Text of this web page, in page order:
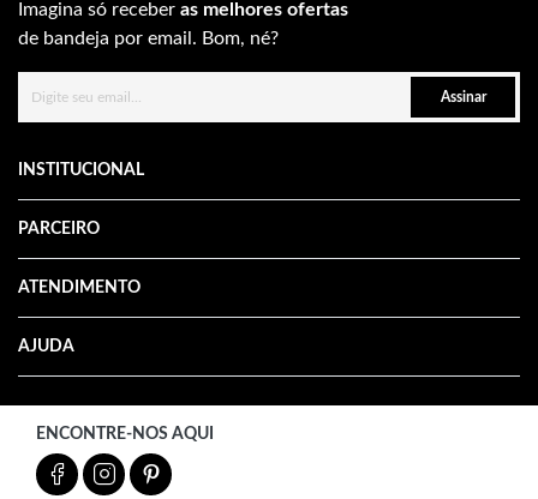
Imagina só receber as melhores ofertas
de bandeja por email. Bom, né?
Assinar
INSTITUCIONAL
PARCEIRO
ATENDIMENTO
AJUDA
ENCONTRE-NOS AQUI